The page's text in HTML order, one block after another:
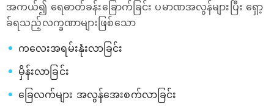
အကယ်၍ ရေဓာတ်ခန်းခြောက်ခြင်း ပမာဏအလွန်များပြီး ရှော့
ခ်ရသည့်လက္ခဏာများဖြစ်သော
ကလေးအရမ်းနုံးလာခြင်း
မှိန်းလာခြင်း
ခြေလက်များ အလွန်အေးစက်လာခြင်း